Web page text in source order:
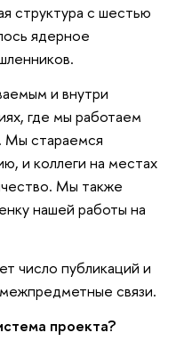
структура с шестью
ядерное
и внутри
где мы работаем
Мы стараемся
и коллеги на местах
Мы также
нашей работы на
число публикаций и
связи.
проекта?